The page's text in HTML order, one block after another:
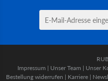
Impressum | Unser Team | Unser
Bestellung widerrufen | Karriere |